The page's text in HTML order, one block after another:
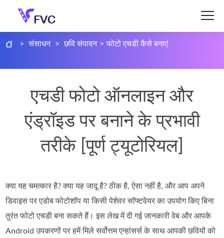
> संसाधन > छवि संपादन > फोटो एचडी कैसे बनाएं
एचडी फोटो ऑनलाइन और
एंड्रॉइड पर बनाने के प्रभावी
तरीके [पूर्ण ट्यूटोरियल]
क्या यह चमत्कार है? क्या यह जादू है? ठीक है, ऐसा नहीं है, और आप अपने
डिवाइस पर एडोब फोटोशॉप या किसी पेशेवर सॉफ्टवेयर का उपयोग किए बिना
तुरंत फोटो एचडी बना सकते हैं। इस लेख में दी गई जानकारी वेब और आपके
Android उपकरणों पर हमें मिले सर्वोत्तम एन्हांसर्स के साथ आपकी छवियों को